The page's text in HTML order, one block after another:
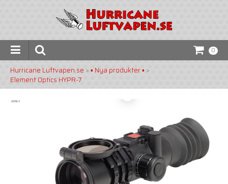
0
Hurricane Luftvapen.se >▪️ Nya produkter ▪️ >
Element Optics HYPR-7